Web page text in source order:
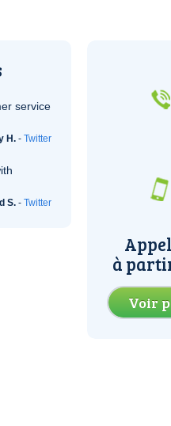
service
H. - Twitter
S. - Twitter
à
Voir